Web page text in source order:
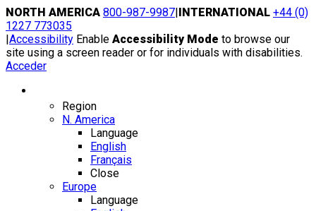
Skip
to
content
NORTH AMERICA 800-987-9987|INTERNATIONAL +44 (0)
1227 773035
|Accessibility Enable Accessibility Mode to browse our
site using a screen reader or for individuals with disabilities.
Acceder
Region
N. America
Language
English
Français
Close
Europe
Language